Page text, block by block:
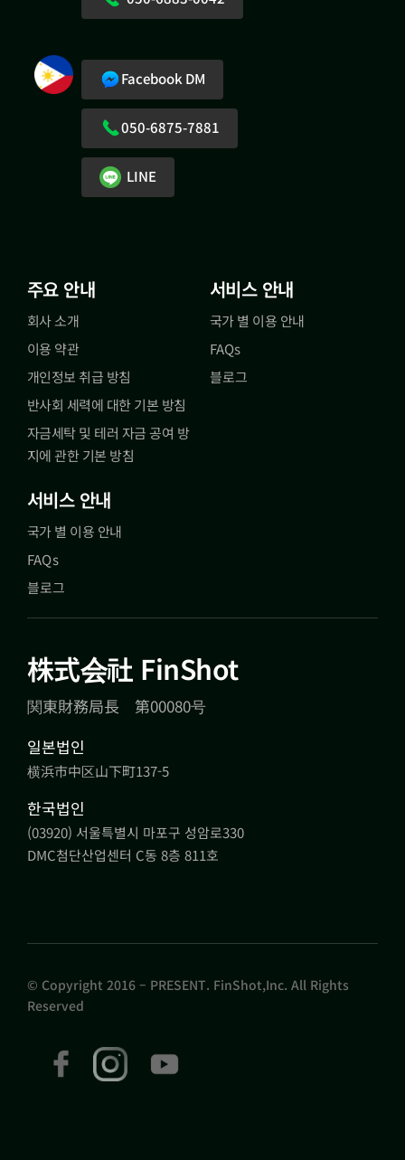
Facebook DM
050-6875-7881
LINE
주요 안내
회사 소개
이용 약관
개인정보 취급 방침
반사회 세력에 대한 기본 방침
자금세탁 및 테러 자금 공여 방
지에 관한 기본 방침
서비스 안내
국가 별 이용 안내
FAQs
블로그
서비스 안내
국가 별 이용 안내
FAQs
블로그
株式会社 FinShot
関東財務局長 第00080号
일본법인
横浜市中区山下町137-5
한국법인
(03920) 서울특별시 마포구 성암로330
DMC첨단산업센터 C동 8층 811호
© Copyright 2016 – PRESENT. FinShot,Inc. All Rights
Reserved